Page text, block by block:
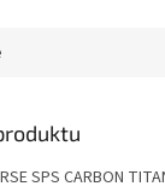
SPS CARBON